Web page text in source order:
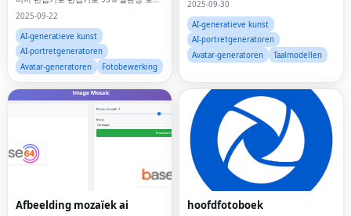
보장!
2025-09-22
AI-generatieve kunst
AI-portretgeneratoren
Avatar-generatoren
Fotobewerking
2025-09-30
AI-generatieve kunst
AI-portretgeneratoren
Avatar-generatoren
Taalmodellen
Afbeelding mozaïek ai hoofdfotoboek